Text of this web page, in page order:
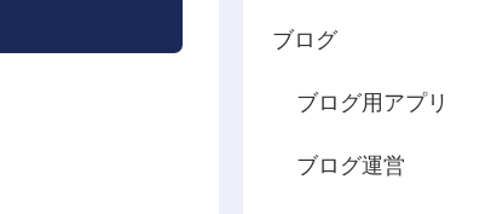
ブログ
ブログ用アプリ
ブログ運営